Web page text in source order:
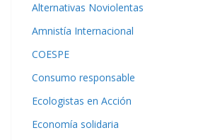
Alternativas Noviolentas
Amnistía Internacional
COESPE
Consumo responsable
Ecologistas en Acción
Economía solidaria